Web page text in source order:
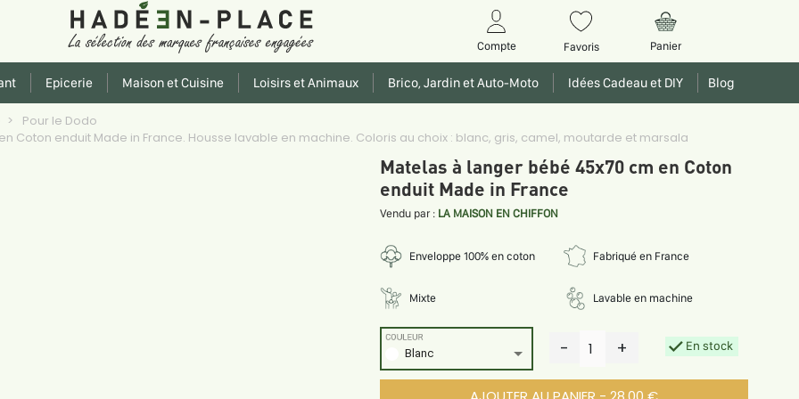
Compte Favoris Panier
Epicerie Maison et Cuisine Loisirs et Animaux Brico, Jardin et Auto-Moto Idées Cadeau et DIY Blog
Pour le Dodo
Coton enduit Made in France. Housse lavable en machine. Coloris au choix : blanc, gris, camel, moutarde et marsala
Matelas à langer bébé 45x70 cm en Coton
enduit Made in France
Vendu par : LA MAISON EN CHIFFON
Enveloppe 100% en coton Fabriqué en France
Mixte Lavable en machine
Blanc
COULEUR - 1 + En stock